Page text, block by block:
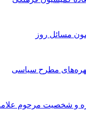
مسائل روز
مطرح سیاسی
و شخصیت مرحوم